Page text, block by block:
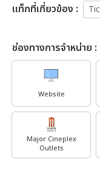
เเท็กที่เกี่ยวข้อง :
ช่องทางการจำหน่าย :
Website
Major Cineplex
Outlets